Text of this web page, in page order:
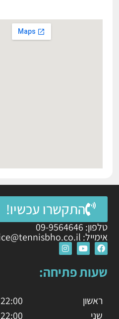
התקשרו עכשיו!
טלפון: 09-9564646
אימייל: office@tennisbho.co.il
שעות פתיחה:
ראשון
שני
22:00 – 07:00
22:00 – 07:00